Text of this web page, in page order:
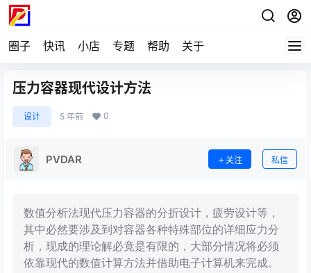
圈子 快讯 小店 专题 帮助 关于
压力容器现代设计方法
设计 5 年前 0
PVDAR 关注 私信
数值分析法现代压力容器的分折设计，疲劳设计等，
其中必然要涉及到对容器各种特殊部位的详细应力分
析，现成的理论解必竟是有限的，大部分情况将必须
依靠现代的数值计算方法并借助电子计算机来完成。